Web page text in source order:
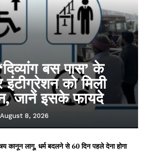
बस पास’ के
इंटीग्रेशन को मिली
जानें इसके फायदे
August 8, 2026
कानून लागू, धर्म बदलने से 60 दिन पहले देना होगा